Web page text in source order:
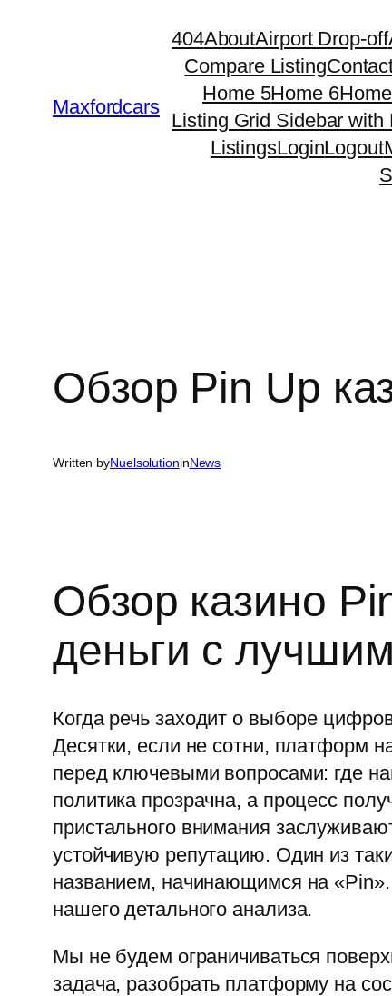
Maxfordcars
404AboutAirport Drop-off
Compare Listing
Home 5Home 6
Listing Grid Sidebar with
ListingsLoginLogout
Обзор Pin Up
Written byNuelsolutioninNews
Обзор казино
деньги с
Когда речь заходит о выборе
Десятки, если не сотни, платформ
перед ключевыми вопросами: где
политика прозрачна, а процесс
пристального внимания
устойчивую репутацию. Один из
названием, начинающимся на
нашего детального анализа.
Мы не будем ограничиваться
задача, разобрать платформу на